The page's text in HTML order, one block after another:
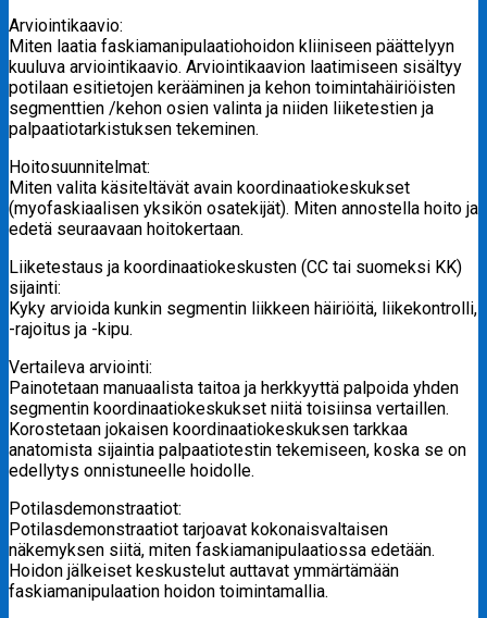
Arviointikaavio:
Miten laatia faskiamanipulaatiohoidon kliiniseen päättelyyn
kuuluva arviointikaavio. Arviointikaavion laatimiseen sisältyy
potilaan esitietojen kerääminen ja kehon toimintahäiriöisten
segmenttien /kehon osien valinta ja niiden liiketestien ja
palpaatiotarkistuksen tekeminen.
Hoitosuunnitelmat:
Miten valita käsiteltävät avain koordinaatiokeskukset
(myofaskiaalisen yksikön osatekijät). Miten annostella hoito ja
edetä seuraavaan hoitokertaan.
Liiketestaus ja koordinaatiokeskusten (CC tai suomeksi KK)
sijainti:
Kyky arvioida kunkin segmentin liikkeen häiriöitä, liikekontrolli,
-rajoitus ja -kipu.
Vertaileva arviointi:
Painotetaan manuaalista taitoa ja herkkyyttä palpoida yhden
segmentin koordinaatiokeskukset niitä toisiinsa vertaillen.
Korostetaan jokaisen koordinaatiokeskuksen tarkkaa
anatomista sijaintia palpaatiotestin tekemiseen, koska se on
edellytys onnistuneelle hoidolle.
Potilasdemonstraatiot:
Potilasdemonstraatiot tarjoavat kokonaisvaltaisen
näkemyksen siitä, miten faskiamanipulaatiossa edetään.
Hoidon jälkeiset keskustelut auttavat ymmärtämään
faskiamanipulaation hoidon toimintamallia.